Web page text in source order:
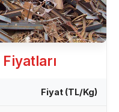
Fiyatları
Fiyat (TL/Kg)